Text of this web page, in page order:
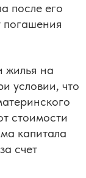
после его
погашения
жилья на
условии, что
стоимости
капитала
счет